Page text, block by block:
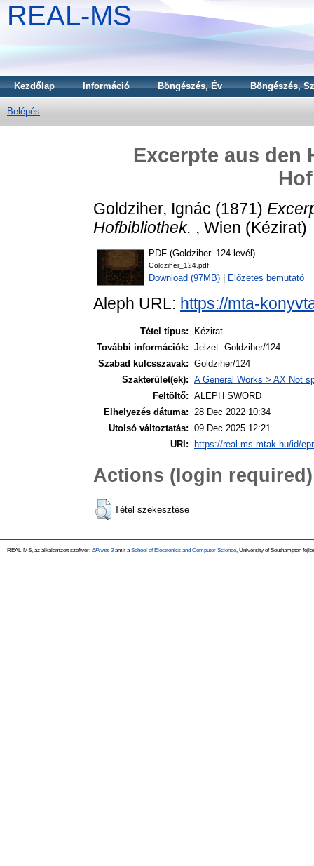
REAL-MS
Kezdőlap Információ Böngészés, Év Böngészés,
Belépés
Excerpte aus den
Goldziher, Ignác (1871)
Hofbibliothek. , Wien (Kézirat)
PDF (Goldziher_124 levél)
Goldziher_124.pdf
Download (97MB) Előzetes bemutató
Aleph URL: https://mta-
Tétel típus:
Kézirat
További információk: Jelzet: Goldziher/124
Szabad kulcsszavak: Goldziher/124
Szakterület(ek): A General Works > AX Not
Feltöltő: ALEPH SWORD
Elhelyezés dátuma: 28 Dec 2022 10:34
Utolsó változtatás: 09 Dec 2025 12:21
URI:
https://real-ms.mtak.hu/id/
Actions (login required)
Tétel szekesztése
REAL-MS, az alkalamzott szoftver: EPrints 3amit a School of Electronics and Computer Science , University of Southampton